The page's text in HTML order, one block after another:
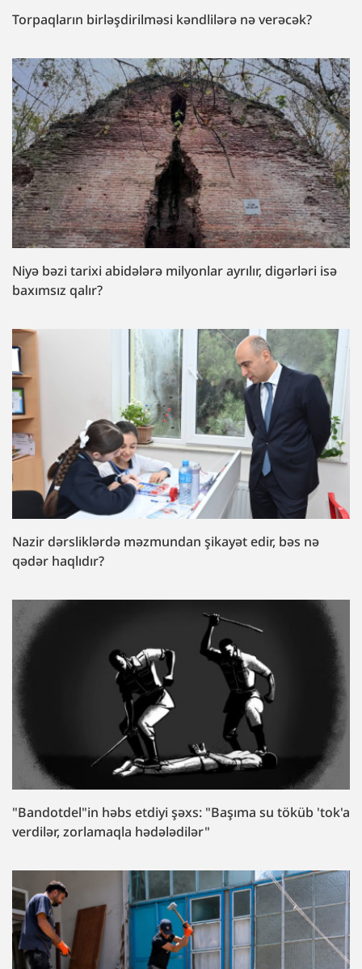
Torpaqların birləşdirilməsi kəndlilərə nə verəcək?
Niyə bəzi tarixi abidələrə milyonlar ayrılır, digərləri isə
baxımsız qalır?
Nazir dərsliklərdə məzmundan şikayət edir, bəs nə
qədər haqlıdır?
"Bandotdel"in həbs etdiyi şəxs: "Başıma su töküb 'tok'a
verdilər, zorlamaqla hədələdilər"